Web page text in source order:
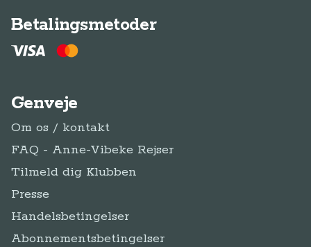
Betalingsmetoder
Genveje
Om os / kontakt
FAQ - Anne-Vibeke Rejser
Tilmeld dig Klubben
Presse
Handelsbetingelser
Abonnementsbetingelser